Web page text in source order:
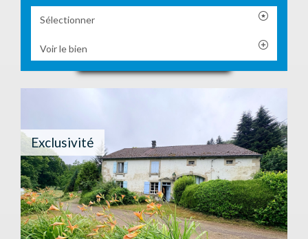
Sélectionner
Voir le bien
Exclusivité